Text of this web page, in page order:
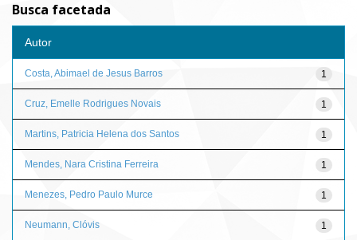
Busca facetada
Autor
1
Costa, Abimael de Jesus Barros
1
Cruz, Emelle Rodrigues Novais
1
Martins, Patricia Helena dos Santos
1
Mendes, Nara Cristina Ferreira
1
Menezes, Pedro Paulo Murce
1
Neumann, Clóvis